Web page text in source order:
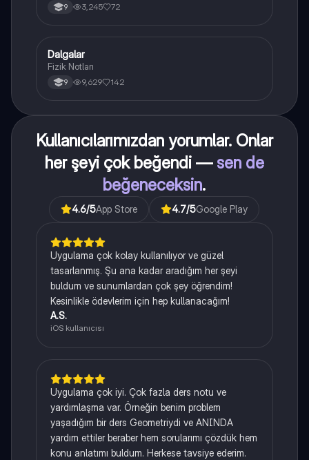
9 3,245 72
Fizik
Dalgalar
Fizik Notları
9 9,629 142
Kullanıcılarımızdan yorumlar. Onlar
her şeyi çok beğendi — sen de
beğeneceksin.
4.6/5App Store 4.7/5Google Play
Uygulama çok kolay kullanılıyor ve güzel
tasarlanmış. Şu ana kadar aradığım her şeyi
buldum ve sunumlardan çok şey öğrendim!
Kesinlikle ödevlerim için hep kullanacağım!
A.S.
iOS kullanıcısı
Uygulama çok iyi. Çok fazla ders notu ve
yardımlaşma var. Örneğin benim problem
yaşadığım bir ders Geometriydi ve ANINDA
yardım ettiler beraber hem sorularımı çözdük hem
konu anlatımı buldum. Herkese tavsiye ederim.